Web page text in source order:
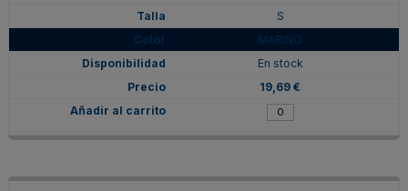
S
MARINO
En stock
19,69 €